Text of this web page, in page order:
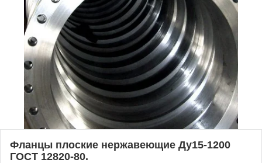
Фланцы плоские нержавеющие Ду15-1200
ГОСТ 12820-80.